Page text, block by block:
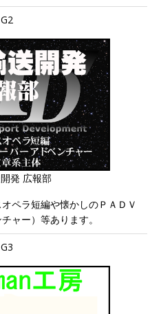
G2
発 広報部
ペラ短編や懐かしのＰＡＤＶ
ャー）等あります。
G3